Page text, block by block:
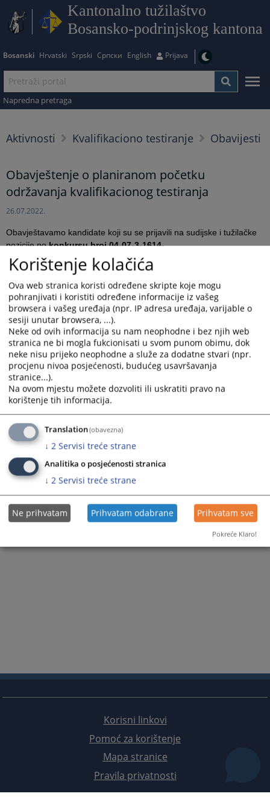
Kantonalno tužilaštvo
Bosansko-podrinjskog kantona
Bosanski Hrvatski Srpski Српски English Prijava
Napredna pretraga
Aktivnosti Kvalifikaciono testiranje Obavijesti
Obavještenje o planiranom početku
održavanja kvalifikacionog testiranja
26.07.2022.
Obavještavamo kandidate koji su se prijavili na sudijske i tužilačke
pozicije pokonkursu broj 04-07-3-1614-
1/2019 zaključenom 19.05.2022. godine
kvalifikacionog testiranja počev od25. avgusta 2022. godine
Shodno odredbama Pravilnika o kvalifikacionom i pismenom
testiranju kandidata za pozicije nosilaca pravosudnih funkcija u
Bosni i Hercegovini („Službeni glasnik BiH“ broj 78/14,45/15,
48/16, 12/18, 51/18, 12/21, 64/21) kandidati će biti obaviješteni o
održavanju kvalifikacionog testiranja najmanjesedamdana prije
održavanja testiranja.
Prikazana vijest je na: Bosanski jezik
14071
Korisni linkovi
Pomoć za korištenje
Mapa stranice
Pravila privatnosti
Korištenje kolačića
Ova web stranica koristi određene skripte koje mogu
pohranjivati i koristiti određene informacije iz vašeg
browsera i vašeg uređaja (npr. IP adresa uređaja, varijable o
sesiji unutar browsera, ...).
Neke od ovih informacija su nam neophodne i bez njih web
stranica ne bi mogla fukcionisati u svom punom obimu, dok
neke nisu prijeko neophodne a služe za dodatne stvari (npr.
procjenu nivoa posjećenosti, budućeg usavršavanja
stranice...).
Na ovom mjestu možete dozvoliti ili uskratiti pravo na
korištenje tih informacija.
Translation(obavezna)
↓ 2 Servisi treće strane
Analitika o posjećenosti stranica
↓ 2 Servisi treće strane
Ne prihvatam Prihvatam odabrane Prihvatam sve
Pokreće Klaro!